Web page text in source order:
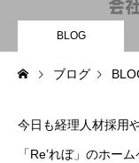
経理人材をお探し
業務内容
BLOG
ブログ
今日も経理人材採用
「Re’れぼ」のホー